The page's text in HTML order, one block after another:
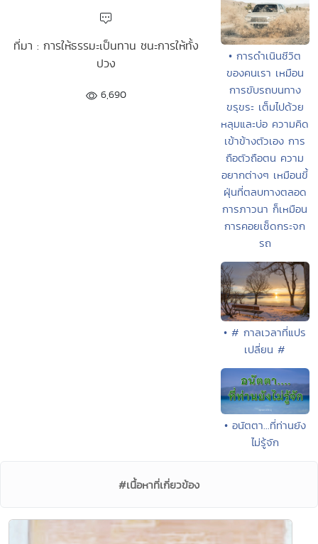
ที่มา : การให้ธรรมะเป็นทาน ชนะการให้ทั้ง
ปวง
6,690
• การดำเนินชีวิต
ของคนเรา เหมือน
การขับรถบนทาง
ขรุขระ เต็มไปด้วย
หลุมและบ่อ ความคิด
เข้าข้างตัวเอง การ
ถือตัวถือตน ความ
อยากต่างๆ เหมือนขี้
ฝุ่นที่ตลบทางตลอด
การภาวนา ก็เหมือน
การคอยเช็ดกระจก
รถ
• # กาลเวลาที่แปร
เปลี่ยน #
• อนัตตา...ที่ท่านยัง
ไม่รู้จัก
#เนื้อหาที่เกี่ยวข้อง